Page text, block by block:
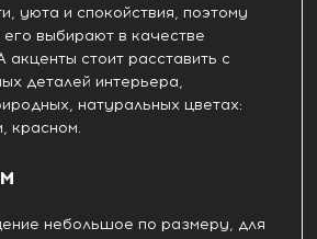
уюта и спокойствия, поэтому
выбирают в качестве
акценты стоит расставить с
деталей интерьера,
натуральных цветах:
красном.
небольшое по размеру, для